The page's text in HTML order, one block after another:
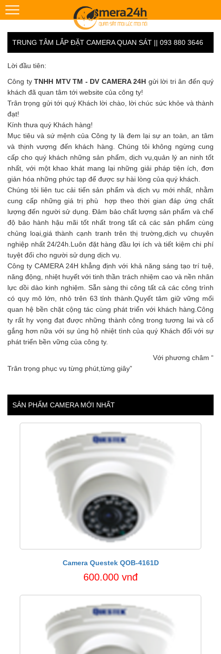
TRUNG TÂM LẮP ĐẶT CAMERA QUAN SÁT || 093 880 3646
Lời đầu tiên:
Công ty TNHH MTV TM - DV CAMERA 24H gửi lời tri ân đến quý
khách đã quan tâm tới website của công ty!
Trân trọng gửi tới quý Khách lời chào, lời chúc sức khỏe và thành
đạt!
Kính thưa quý Khách hàng!
Mục tiêu và sứ mệnh của Công ty là đem lại sự an toàn, an tâm
và thịnh vượng đến khách hàng. Chúng tôi không ngừng cung
cấp cho quý khách những sản phẩm, dịch vụ,quản lý an ninh tốt
nhất, với một khao khát mang lại những giải pháp tiện ích, đơn
giản hóa những phức tạp để được sự hài lòng của quý khách.
Chúng tôi liên tuc cải tiến sản phẩm và dịch vụ mới nhất, nhằm
cung cấp những giá trị phù hợp theo thời gian đáp ứng chất
lượng đến người sử dụng. Đảm bảo chất lượng sản phẩm và chế
độ bảo hành hậu mãi tốt nhất trong tất cả các sản phẩm cùng
chủng loại,giá thành cạnh tranh trên thị trường,dịch vụ chuyên
nghiệp nhất 24/24h.Luôn đặt hàng đầu lợi ích và tiết kiệm chi phí
tuyệt đối cho người sử dụng dịch vụ.
Công ty CAMERA 24H khẳng định với khả năng sáng tạo trí tuệ,
năng động, nhiệt huyết với tinh thần trách nhiệm cao và nền nhân
lực dồi dào kinh nghiệm. Sẵn sàng thi công tất cả các công trình
có quy mô lớn, nhỏ trên 63 tỉnh thành.Quyết tâm giữ vững mối
quan hệ bền chặt cộng tác cùng phát triển với khách hàng.Công
ty rất hy vọng đạt được những thành công trong tương lai và cố
gắng hơn nữa với sự ủng hộ nhiệt tình của quý Khách đối với sự
phát triển bền vững của công ty.
Với phương châm “
Trân trọng phục vụ từng phút,từng giây”
SẢN PHẨM CAMERA MỚI NHẤT
Camera Questek QOB-4161D
600.000 vnđ